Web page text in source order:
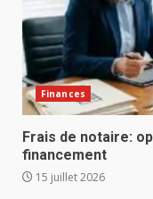
Finances
Frais de notaire:
financement
15 juillet 2026